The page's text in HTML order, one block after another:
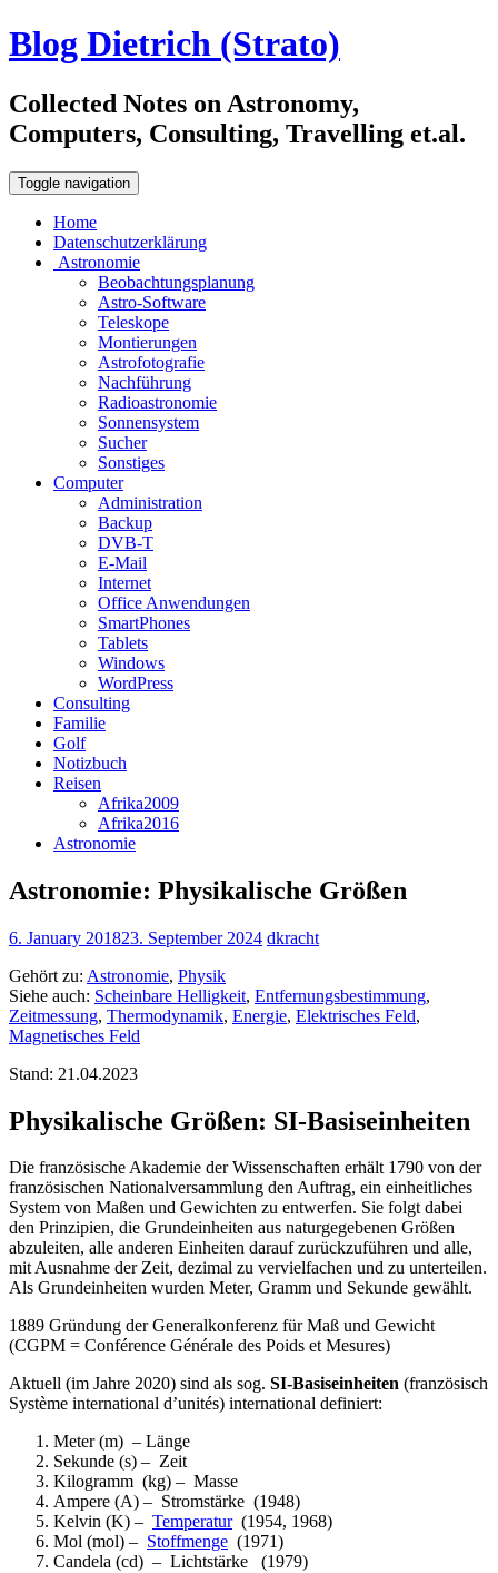
Blog Dietrich (Strato)
Collected Notes on Astronomy,
Computers, Consulting, Travelling et.al.
Toggle navigation
Home
Datenschutzerklärung
Astronomie
Beobachtungsplanung
Astro-Software
Teleskope
Montierungen
Astrofotografie
Nachführung
Radioastronomie
Sonnensystem
Sucher
Sonstiges
Computer
Administration
Backup
DVB-T
E-Mail
Internet
Office Anwendungen
SmartPhones
Tablets
Windows
WordPress
Consulting
Familie
Golf
Notizbuch
Reisen
Afrika2009
Afrika2016
Astronomie
Astronomie: Physikalische Größen
6. January 201823. September 2024 dkracht
Gehört zu: Astronomie, Physik
Siehe auch: Scheinbare Helligkeit, Entfernungsbestimmung,
Zeitmessung, Thermodynamik, Energie, Elektrisches Feld,
Magnetisches Feld
Stand: 21.04.2023
Physikalische Größen: SI-Basiseinheiten
Die französische Akademie der Wissenschaften erhält 1790 von der
französischen Nationalversammlung den Auftrag, ein einheitliches
System von Maßen und Gewichten zu entwerfen. Sie folgt dabei
den Prinzipien, die Grundeinheiten aus naturgegebenen Größen
abzuleiten, alle anderen Einheiten darauf zurückzuführen und alle,
mit Ausnahme der Zeit, dezimal zu vervielfachen und zu unterteilen.
Als Grundeinheiten wurden Meter, Gramm und Sekunde gewählt.
1889 Gründung der Generalkonferenz für Maß und Gewicht
(CGPM = Conférence Générale des Poids et Mesures)
Aktuell (im Jahre 2020) sind als sog. SI-Basiseinheiten (französisch
Système international d’unités) international definiert:
Meter (m) – Länge
Sekunde (s) – Zeit
Kilogramm (kg) – Masse
Ampere (A) – Stromstärke (1948)
Kelvin (K) – Temperatur(1954, 1968)
Mol (mol) – Stoffmenge (1971)
Candela (cd) – Lichtstärke (1979)